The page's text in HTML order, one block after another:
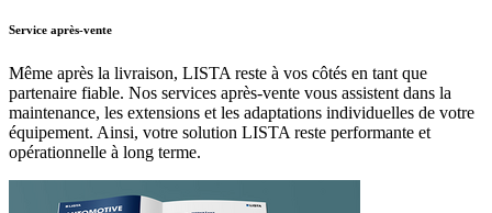
Service après-vente
Même après la livraison, LISTA reste à vos côtés en tant que
partenaire fiable. Nos services après-vente vous assistent dans la
maintenance, les extensions et les adaptations individuelles de votre
équipement. Ainsi, votre solution LISTA reste performante et
opérationnelle à long terme.